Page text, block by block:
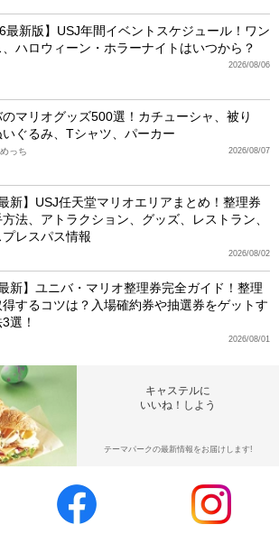
最新版】USJ年間イベントスケジュール！ワン
、ハロウィーン・ホラーナイトはいつから？
2026/08/06
マリオグッズ500選！カチューシャ、被り
ぐるみ、Tシャツ、パーカー
2026/08/07
めっち
最新】USJ任天堂マリオエリアまとめ！整理券
法、アトラクション、グッズ、レストラン、
プレスパス情報
2026/08/02
最新】ユニバ・マリオ整理券完全ガイド！整理
得するコツは？入場確約券や抽選券をゲットす
選！
2026/08/01
キャステルに
いいね！しよう
テーマパークの最新情報をお届けします!